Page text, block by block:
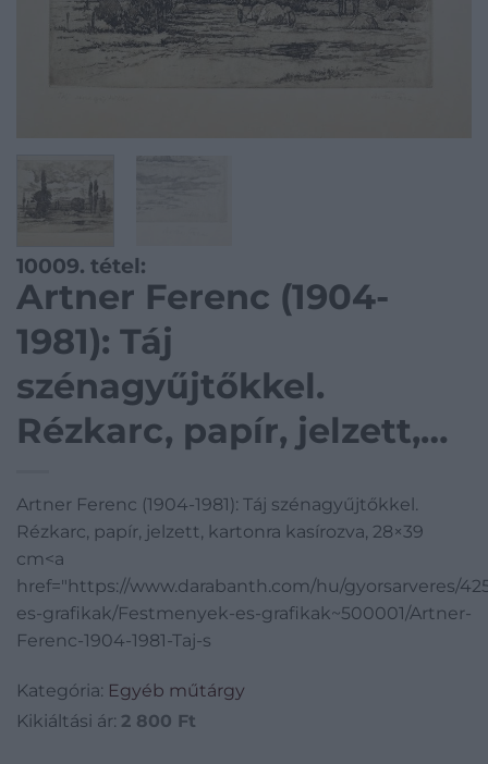
10009. tétel:
Artner Ferenc (1904-
1981): Táj
szénagyűjtőkkel.
Rézkarc, papír, jelzett,
28×39 cm
Artner Ferenc (1904-1981): Táj szénagyűjtőkkel.
Rézkarc, papír, jelzett, kartonra kasírozva, 28×39
cm<a
href="https://www.darabanth.com/hu/gyorsarveres/
es-grafikak/Festmenyek-es-grafikak~500001/Artner-
Ferenc-1904-1981-Taj-s
Kategória: Egyéb műtárgy
Kikiáltási ár: 2 800 Ft